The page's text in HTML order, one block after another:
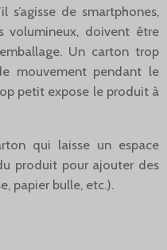
s’agisse de smartphones,
volumineux, doivent être
Un carton trop
mouvement pendant le
petit expose le produit à
qui laisse un espace
produit pour ajouter des
papier bulle, etc.).